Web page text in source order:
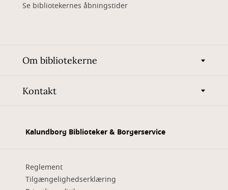
Se bibliotekernes åbningstider
Om bibliotekerne
Kontakt
Kalundborg Biblioteker & Borgerservice
Reglement
Tilgængelighedserklæring